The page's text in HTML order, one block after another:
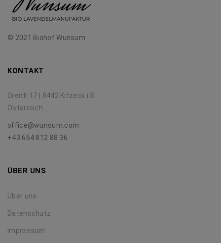
© 2021 Biohof Wunsum
KONTAKT
Greith 17 | 8442 Kitzeck i.S.
Österreich
office@wunsum.com
+43 664 812 88 36
ÜBER UNS
Über uns
Datenschutz
Impressum